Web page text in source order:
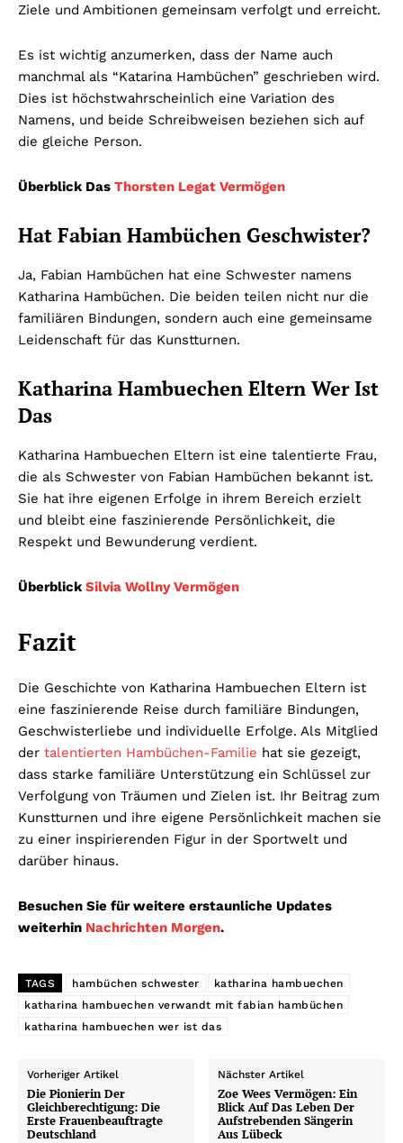
Ziele und Ambitionen gemeinsam verfolgt und erreicht.
Es ist wichtig anzumerken, dass der Name auch
manchmal als “Katarina Hambüchen” geschrieben wird.
Dies ist höchstwahrscheinlich eine Variation des
Namens, und beide Schreibweisen beziehen sich auf
die gleiche Person.
Überblick Das Thorsten Legat Vermögen
Hat Fabian Hambüchen Geschwister?
Ja, Fabian Hambüchen hat eine Schwester namens
Katharina Hambüchen. Die beiden teilen nicht nur die
familiären Bindungen, sondern auch eine gemeinsame
Leidenschaft für das Kunstturnen.
Katharina Hambuechen Eltern Wer Ist
Das
Katharina Hambuechen Eltern ist eine talentierte Frau,
die als Schwester von Fabian Hambüchen bekannt ist.
Sie hat ihre eigenen Erfolge in ihrem Bereich erzielt
und bleibt eine faszinierende Persönlichkeit, die
Respekt und Bewunderung verdient.
Überblick Silvia Wollny Vermögen
Fazit
Die Geschichte von Katharina Hambuechen Eltern ist
eine faszinierende Reise durch familiäre Bindungen,
Geschwisterliebe und individuelle Erfolge. Als Mitglied
der talentierten Hambüchen-Familie hat sie gezeigt,
dass starke familiäre Unterstützung ein Schlüssel zur
Verfolgung von Träumen und Zielen ist. Ihr Beitrag zum
Kunstturnen und ihre eigene Persönlichkeit machen sie
zu einer inspirierenden Figur in der Sportwelt und
darüber hinaus.
Besuchen Sie für weitere erstaunliche Updates
weiterhin Nachrichten Morgen.
TAGS hambüchen schwester
katharina hambuechen
katharina hambuechen verwandt mit fabian hambüchen
katharina hambuechen wer ist das
Vorheriger Artikel
Die Pionierin Der
Gleichberechtigung: Die
Erste Frauenbeauftragte
Deutschland
Nächster Artikel
Zoe Wees Vermögen: Ein
Blick Auf Das Leben Der
Aufstrebenden Sängerin
Aus Lübeck